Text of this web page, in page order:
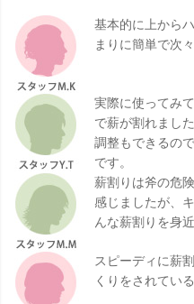
基本的に上から
まりに簡単で次
実際に使ってみ
で薪が割れまし
調整もできるの
です。
薪割りは斧の危
感じましたが、
んな薪割りを身
スピーディに薪
くりをされてい